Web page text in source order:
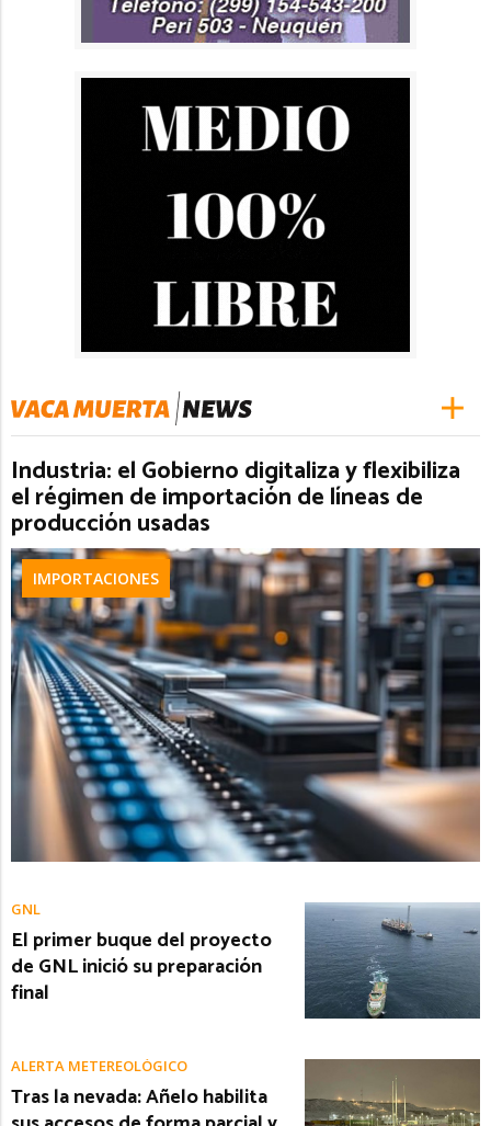
Industria: el Gobierno digitaliza y flexibiliza
el régimen de importación de líneas de
producción usadas
IMPORTACIONES
GNL
El primer buque del proyecto
de GNL inició su preparación
final
ALERTA METEREOLÓGICO
Tras la nevada: Añelo habilita